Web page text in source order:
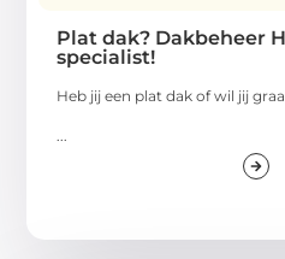
Plat dak? Dakbeheer
specialist!
Heb jij een plat dak of wil jij